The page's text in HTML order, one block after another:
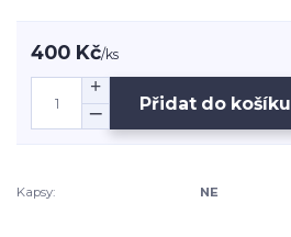
400 Kč/ks
Přidat do košíku
Kapsy: NE